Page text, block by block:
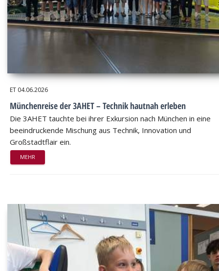
ET 04.06.2026
Münchenreise der 3AHET – Technik hautnah erleben
Die 3AHET tauchte bei ihrer Exkursion nach München in eine
beeindruckende Mischung aus Technik, Innovation und
Großstadtflair ein.
MEHR